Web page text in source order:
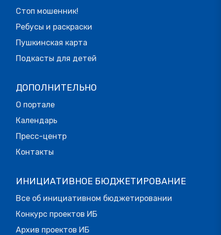
Стоп мошенник!
Ребусы и раскраски
Пушкинская карта
Подкасты для детей
ДОПОЛНИТЕЛЬНО
О портале
Календарь
Пресс-центр
Контакты
ИНИЦИАТИВНОЕ БЮДЖЕТИРОВАНИЕ
Все об инициативном бюджетировании
Конкурс проектов ИБ
Архив проектов ИБ